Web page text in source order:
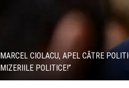
MARCEL CIOLACU, APEL CĂTRE
MIZERIILE POLITICE!”